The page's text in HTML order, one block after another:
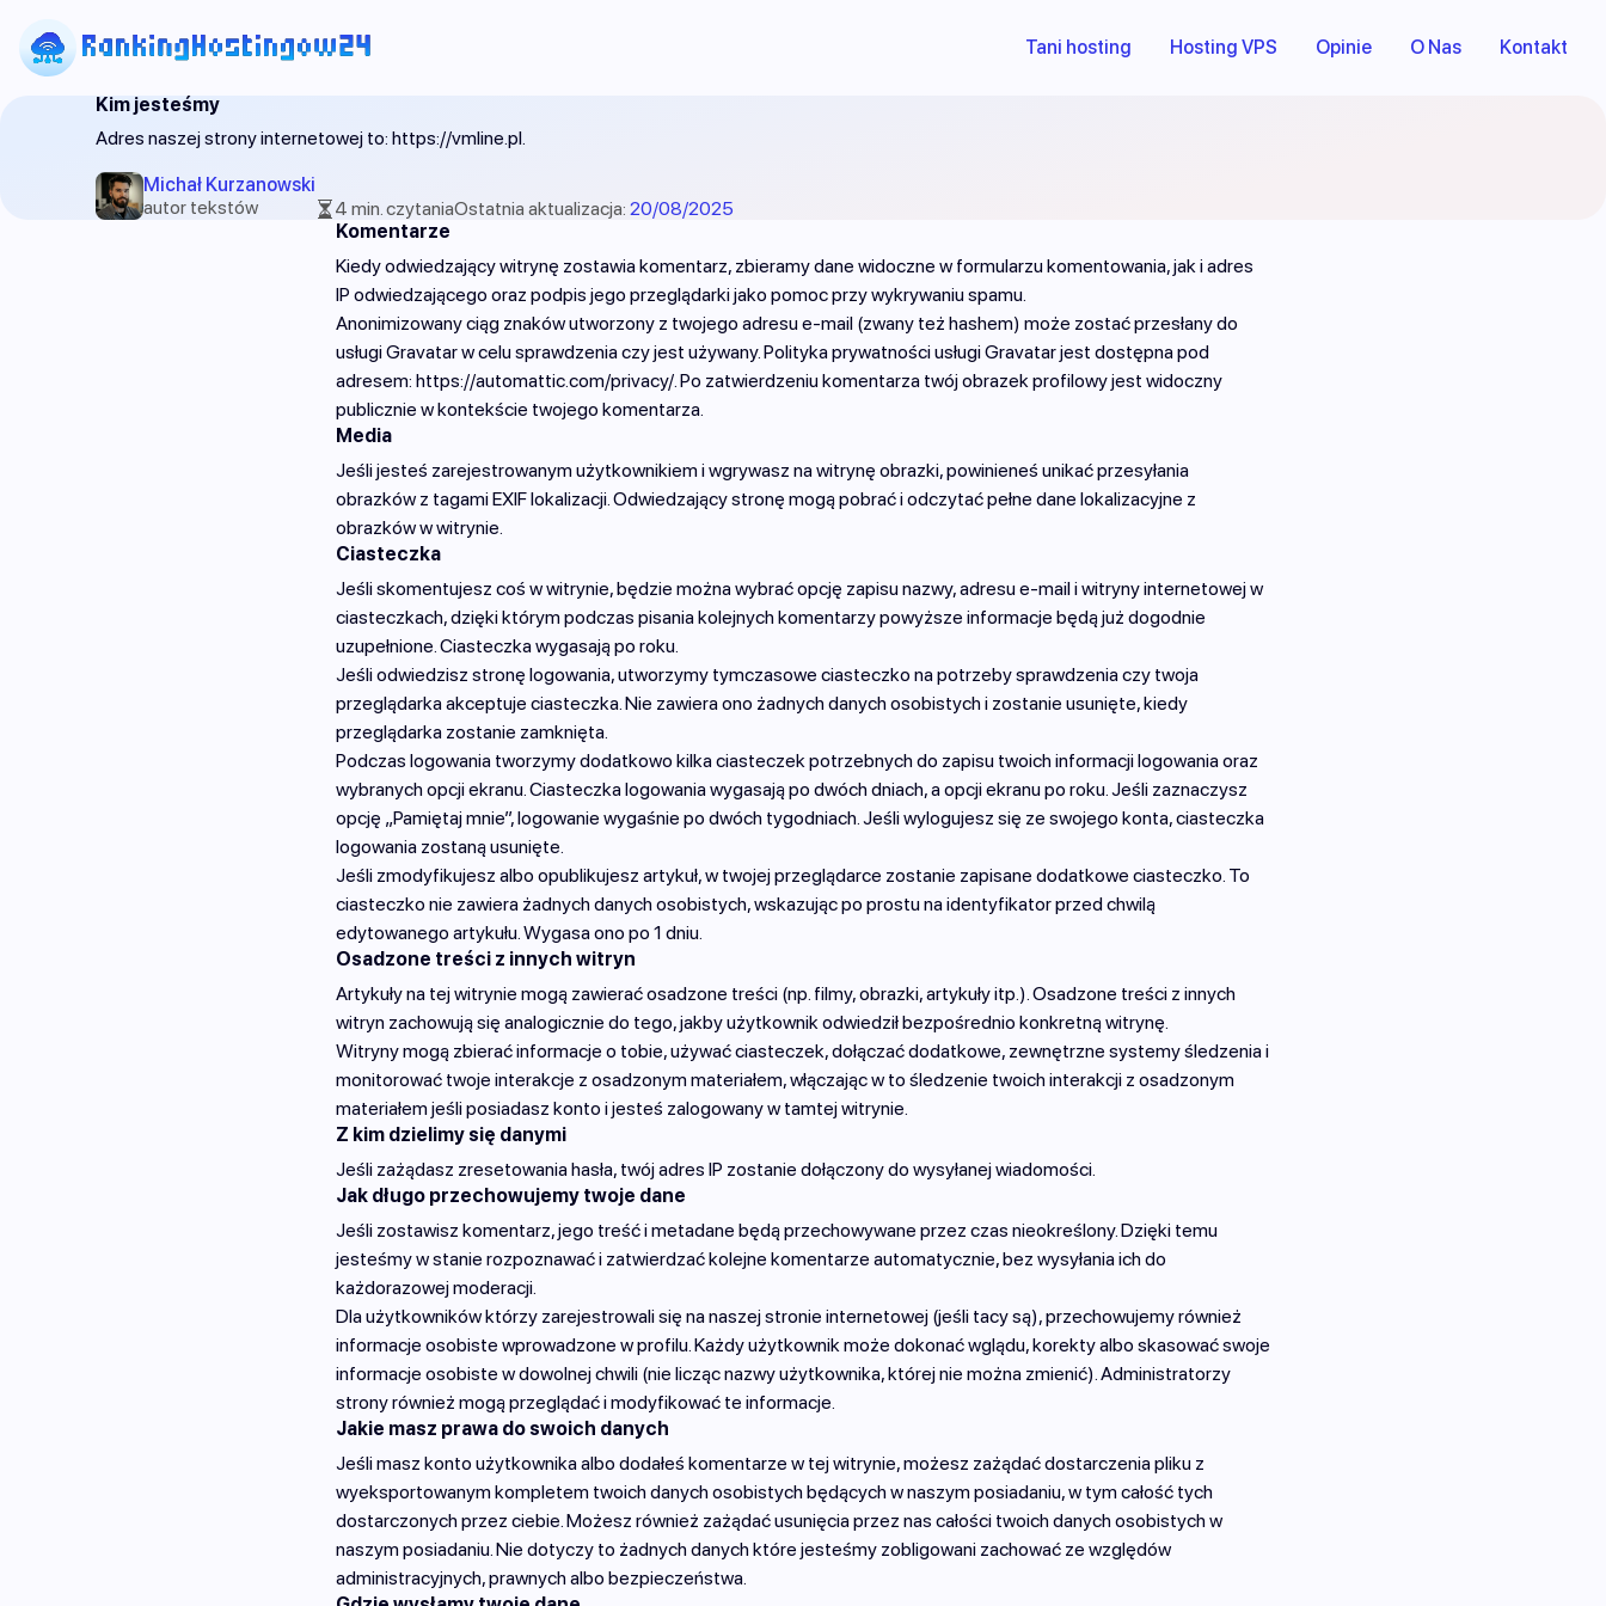
Tani hosting Hosting VPS Opinie O Nas Kontakt
Kim jesteśmy
Adres naszej strony internetowej to: https://vmline.pl.
Michał Kurzanowski
autor tekstów
4 min. czytaniaOstatnia aktualizacja: 20/08/2025
Komentarze
Kiedy odwiedzający witrynę zostawia komentarz, zbieramy dane widoczne w formularzu komentowania, jak i adres
IP odwiedzającego oraz podpis jego przeglądarki jako pomoc przy wykrywaniu spamu.
Anonimizowany ciąg znaków utworzony z twojego adresu e-mail (zwany też hashem) może zostać przesłany do
usługi Gravatar w celu sprawdzenia czy jest używany. Polityka prywatności usługi Gravatar jest dostępna pod
adresem: https://automattic.com/privacy/. Po zatwierdzeniu komentarza twój obrazek profilowy jest widoczny
publicznie w kontekście twojego komentarza.
Media
Jeśli jesteś zarejestrowanym użytkownikiem i wgrywasz na witrynę obrazki, powinieneś unikać przesyłania
obrazków z tagami EXIF lokalizacji. Odwiedzający stronę mogą pobrać i odczytać pełne dane lokalizacyjne z
obrazków w witrynie.
Ciasteczka
Jeśli skomentujesz coś w witrynie, będzie można wybrać opcję zapisu nazwy, adresu e-mail i witryny internetowej w
ciasteczkach, dzięki którym podczas pisania kolejnych komentarzy powyższe informacje będą już dogodnie
uzupełnione. Ciasteczka wygasają po roku.
Jeśli odwiedzisz stronę logowania, utworzymy tymczasowe ciasteczko na potrzeby sprawdzenia czy twoja
przeglądarka akceptuje ciasteczka. Nie zawiera ono żadnych danych osobistych i zostanie usunięte, kiedy
przeglądarka zostanie zamknięta.
Podczas logowania tworzymy dodatkowo kilka ciasteczek potrzebnych do zapisu twoich informacji logowania oraz
wybranych opcji ekranu. Ciasteczka logowania wygasają po dwóch dniach, a opcji ekranu po roku. Jeśli zaznaczysz
opcję „Pamiętaj mnie”, logowanie wygaśnie po dwóch tygodniach. Jeśli wylogujesz się ze swojego konta, ciasteczka
logowania zostaną usunięte.
Jeśli zmodyfikujesz albo opublikujesz artykuł, w twojej przeglądarce zostanie zapisane dodatkowe ciasteczko. To
ciasteczko nie zawiera żadnych danych osobistych, wskazując po prostu na identyfikator przed chwilą
edytowanego artykułu. Wygasa ono po 1 dniu.
Osadzone treści z innych witryn
Artykuły na tej witrynie mogą zawierać osadzone treści (np. filmy, obrazki, artykuły itp.). Osadzone treści z innych
witryn zachowują się analogicznie do tego, jakby użytkownik odwiedził bezpośrednio konkretną witrynę.
Witryny mogą zbierać informacje o tobie, używać ciasteczek, dołączać dodatkowe, zewnętrzne systemy śledzenia i
monitorować twoje interakcje z osadzonym materiałem, włączając w to śledzenie twoich interakcji z osadzonym
materiałem jeśli posiadasz konto i jesteś zalogowany w tamtej witrynie.
Z kim dzielimy się danymi
Jeśli zażądasz zresetowania hasła, twój adres IP zostanie dołączony do wysyłanej wiadomości.
Jak długo przechowujemy twoje dane
Jeśli zostawisz komentarz, jego treść i metadane będą przechowywane przez czas nieokreślony. Dzięki temu
jesteśmy w stanie rozpoznawać i zatwierdzać kolejne komentarze automatycznie, bez wysyłania ich do
każdorazowej moderacji.
Dla użytkowników którzy zarejestrowali się na naszej stronie internetowej (jeśli tacy są), przechowujemy również
informacje osobiste wprowadzone w profilu. Każdy użytkownik może dokonać wglądu, korekty albo skasować swoje
informacje osobiste w dowolnej chwili (nie licząc nazwy użytkownika, której nie można zmienić). Administratorzy
strony również mogą przeglądać i modyfikować te informacje.
Jakie masz prawa do swoich danych
Jeśli masz konto użytkownika albo dodałeś komentarze w tej witrynie, możesz zażądać dostarczenia pliku z
wyeksportowanym kompletem twoich danych osobistych będących w naszym posiadaniu, w tym całość tych
dostarczonych przez ciebie. Możesz również zażądać usunięcia przez nas całości twoich danych osobistych w
naszym posiadaniu. Nie dotyczy to żadnych danych które jesteśmy zobligowani zachować ze względów
administracyjnych, prawnych albo bezpieczeństwa.